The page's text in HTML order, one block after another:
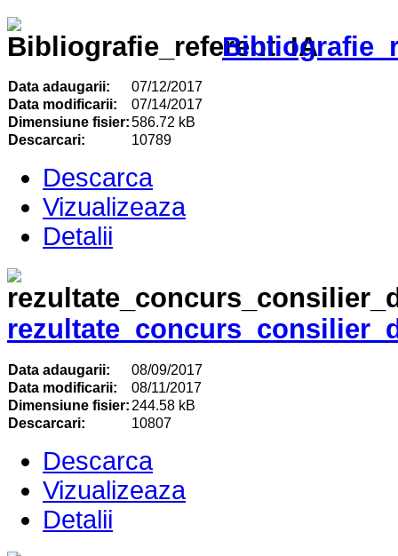
Data adaugarii:
07/12/2017
Data modificarii:
07/14/2017
Dimensiune fisier:586.72 kB
Descarcari:
10789
Descarca
Vizualizeaza
Detalii
Data adaugarii:
08/09/2017
Data modificarii:
08/11/2017
Dimensiune fisier: 244.58 kB
Descarcari:
10807
Descarca
Vizualizeaza
Detalii